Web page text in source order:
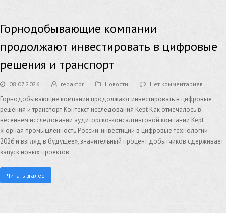
Горнодобывающие компании
продолжают инвестировать в цифровые
решения и транспорт
08.07.2026 redaktor Новости Нет комментариев
Горнодобывающие компании продолжают инвестировать в цифровые
решения и транспорт Контекст исследования Kept Как отмечалось в
весеннем исследовании аудиторско-консалтинговой компании Kept
«Горная промышленность России: инвестиции в цифровые технологии –
2026 и взгляд в будущее», значительный процент добытчиков сдерживает
запуск новых проектов.…
Читать далее